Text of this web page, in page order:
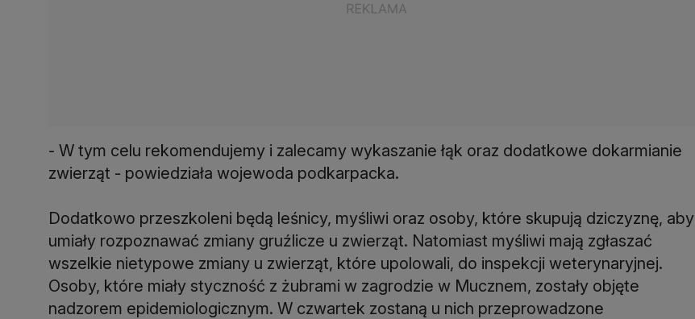
- W tym celu rekomendujemy i zalecamy wykaszanie łąk oraz dodatkowe dokarmianie
zwierząt - powiedziała wojewoda podkarpacka.
Dodatkowo przeszkoleni będą leśnicy, myśliwi oraz osoby, które skupują dziczyznę, aby
umiały rozpoznawać zmiany gruźlicze u zwierząt. Natomiast myśliwi mają zgłaszać
wszelkie nietypowe zmiany u zwierząt, które upolowali, do inspekcji weterynaryjnej.
Osoby, które miały styczność z żubrami w zagrodzie w Mucznem, zostały objęte
nadzorem epidemiologicznym. W czwartek zostaną u nich przeprowadzone